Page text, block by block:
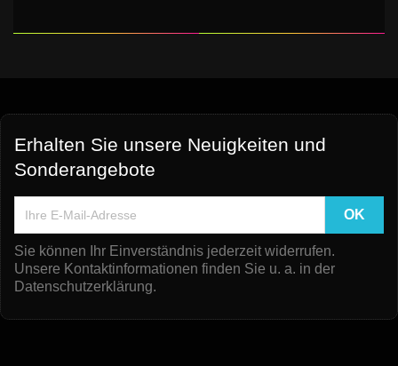
Erhalten Sie unsere Neuigkeiten und
Sonderangebote
Sie können Ihr Einverständnis jederzeit widerrufen.
Unsere Kontaktinformationen finden Sie u. a. in der
Datenschutzerklärung.